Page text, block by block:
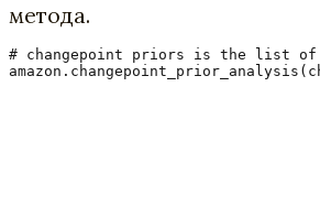
метода.
# changepoint priors is the list of